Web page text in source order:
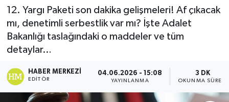
12. Yargı Paketi son dakika gelişmeleri! Af çıkacak
mı, denetimli serbestlik var mı? İşte Adalet
Bakanlığı taslağındaki o maddeler ve tüm
detaylar…
HABER MERKEZI
EDITÖR
04.06.2026 - 15:08
YAYINLANMA
3 DK
OKUNMA SÜRESI
Burhaniye
ÇEVRE
DÜNYA
Dursunbey
Son Dakika Haberleri
Haber Arşivi